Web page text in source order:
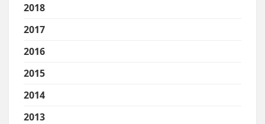
2018
2017
2016
2015
2014
2013